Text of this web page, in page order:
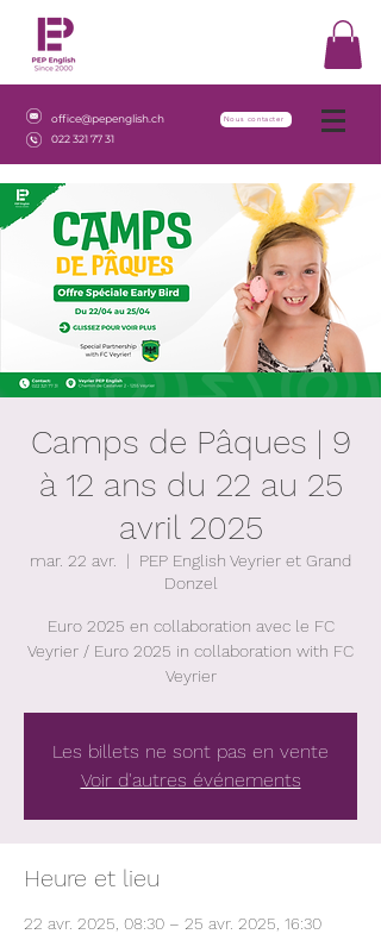
office@pepenglish.ch
022 321 77 31
Nous contacter
Camps de Pâques | 9
à 12 ans du 22 au 25
avril 2025
mar. 22 avr.
  |
PEP English Veyrier et Grand
Donzel
Euro 2025 en collaboration avec le FC
Veyrier / Euro 2025 in collaboration with FC
Veyrier
Les billets ne sont pas en vente
Voir d'autres événements
Heure et lieu
22 avr. 2025, 08:30 – 25 avr. 2025, 16:30